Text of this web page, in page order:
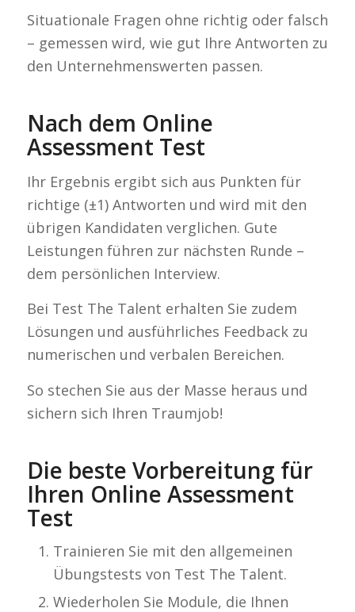
Situationale Fragen ohne richtig oder falsch
– gemessen wird, wie gut Ihre Antworten zu
den Unternehmenswerten passen.
Nach dem Online
Assessment Test
Ihr Ergebnis ergibt sich aus Punkten für
richtige (±1) Antworten und wird mit den
übrigen Kandidaten verglichen. Gute
Leistungen führen zur nächsten Runde –
dem persönlichen Interview.
Bei Test The Talent erhalten Sie zudem
Lösungen und ausführliches Feedback zu
numerischen und verbalen Bereichen.
So stechen Sie aus der Masse heraus und
sichern sich Ihren Traumjob!
Die beste Vorbereitung für
Ihren Online Assessment
Test
Trainieren Sie mit den allgemeinen
Übungstests von Test The Talent.
Wiederholen Sie Module, die Ihnen